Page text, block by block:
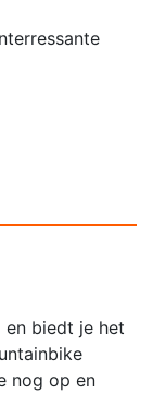
en biedt je het
nog op en